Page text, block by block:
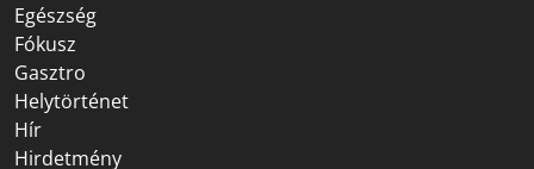
Egészség
Fókusz
Gasztro
Helytörténet
Hír
Hirdetmény